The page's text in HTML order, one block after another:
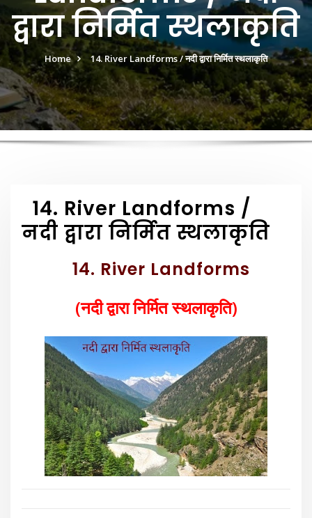
द्वारा निर्मित स्थलाकृति
Home 14. River Landforms / नदी द्वारा निर्मित स्थलाकृति
14. River Landforms /
नदी द्वारा निर्मित स्थलाकृति
14. River Landforms
(नदी द्वारा निर्मित स्थलाकृति)